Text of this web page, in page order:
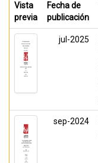
Vista
previa
Fecha de
publicación
jul-2025
sep-2024